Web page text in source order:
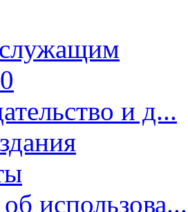
и д...
использова...